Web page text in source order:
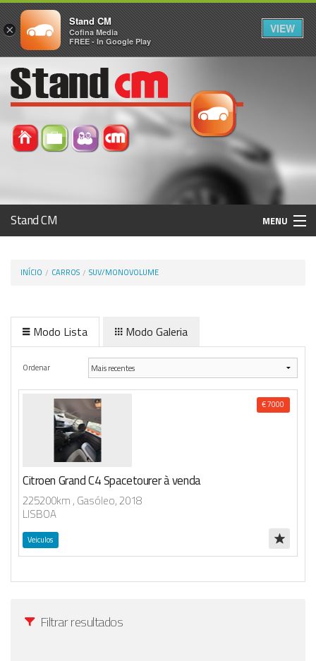
Stand CM MENU
Registo / Login
Anunciar Agora
INÍCIO CARROS SUV/MONOVOLUME
Modo Lista Modo Galeria
Ordenar
Citroen Grand C4 Spacetourer à venda
225200km , Gasóleo, 2018
LISBOA
Veiculos
€ 7000
Filtrar resultados
×
Stand CM
Cofina Media
FREE - In Google Play
VIEW